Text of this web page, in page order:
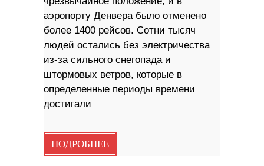
аэропорту Денвера было отменено
более 1400 рейсов. Сотни тысяч
людей остались без электричества
из-за сильного снегопада и
штормовых ветров, которые в
определенные периоды времени
достигали
ПОДРОБНЕЕ